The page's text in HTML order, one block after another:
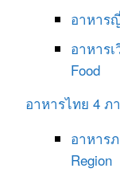
อาหาร
อาหาร
Food
อาหารไทย 4 ภ
อาหาร
Region